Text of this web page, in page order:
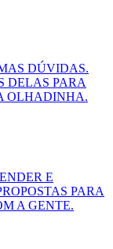
DÚVIDAS.
DELAS PARA
OLHADINHA.
E
PARA
A GENTE.